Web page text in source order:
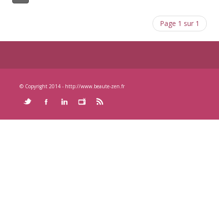
Page 1 sur 1
© Copyright 2014 - http://www.beaute-zen.fr